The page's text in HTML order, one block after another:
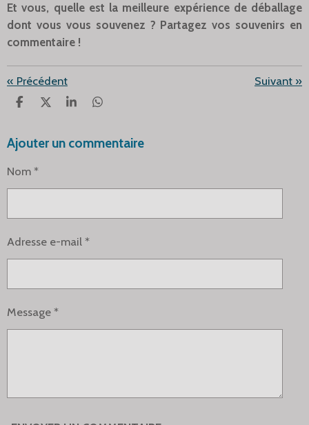
Et vous, quelle est la meilleure expérience de déballage
dont vous vous souvenez ? Partagez vos souvenirs en
commentaire !
« Précédent Suivant »
P
T
E
R
P
T
R
P
T
R
P
T
R
Ajouter un commentaire
Nom *
Adresse e-mail *
Message *